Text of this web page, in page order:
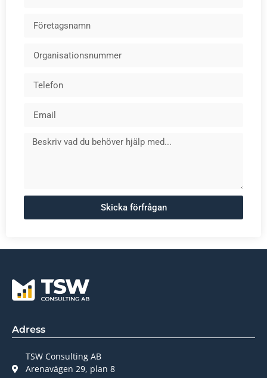
Skicka förfrågan
Adress
TSW Consulting AB
Arenavägen 29, plan 8